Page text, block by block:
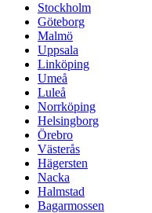
Stockholm
Göteborg
Malmö
Uppsala
Linköping
Umeå
Luleå
Norrköping
Helsingborg
Örebro
Västerås
Hägersten
Nacka
Halmstad
Bagarmossen